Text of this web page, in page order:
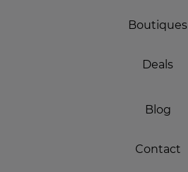
Boutiques
Deals
Blog
Contact